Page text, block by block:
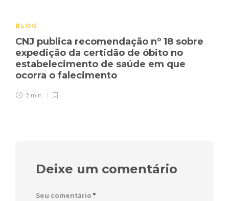
BLOG
CNJ publica recomendação nº 18 sobre
expedição da certidão de óbito no
estabelecimento de saúde em que
ocorra o falecimento
2 min
Deixe um comentário
Seu comentário *